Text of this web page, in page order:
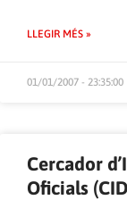
LLEGIR MÉS »
01/01/2007 - 23:35:00
Cercador
Oficials